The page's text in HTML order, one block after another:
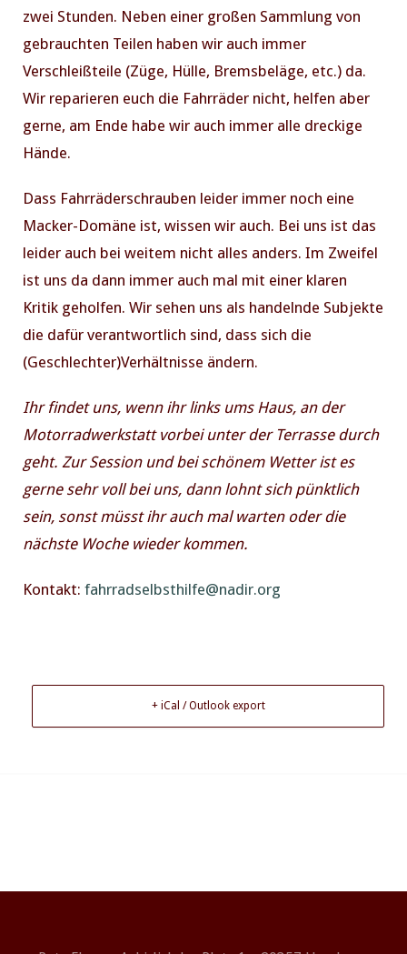
zwei Stunden. Neben einer großen Sammlung von
gebrauchten Teilen haben wir auch immer
Verschleißteile (Züge, Hülle, Bremsbeläge, etc.) da.
Wir reparieren euch die Fahrräder nicht, helfen aber
gerne, am Ende habe wir auch immer alle dreckige
Hände.
Dass Fahrräderschrauben leider immer noch eine
Macker-Domäne ist, wissen wir auch. Bei uns ist das
leider auch bei weitem nicht alles anders. Im Zweifel
ist uns da dann immer auch mal mit einer klaren
Kritik geholfen. Wir sehen uns als handelnde Subjekte
die dafür verantwortlich sind, dass sich die
(Geschlechter)Verhältnisse ändern.
Ihr findet uns, wenn ihr links ums Haus, an der
Motorradwerkstatt vorbei unter der Terrasse durch
geht. Zur Session und bei schönem Wetter ist es
gerne sehr voll bei uns, dann lohnt sich pünktlich
sein, sonst müsst ihr auch mal warten oder die
nächste Woche wieder kommen.
Kontakt: fahrradselbsthilfe@nadir.org
+ iCal / Outlook export